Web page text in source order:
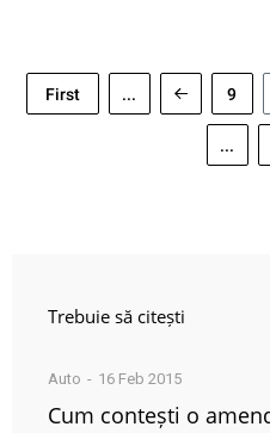
First ... 9
...
Trebuie să citești
Auto 16 Feb 2015
Cum contești o